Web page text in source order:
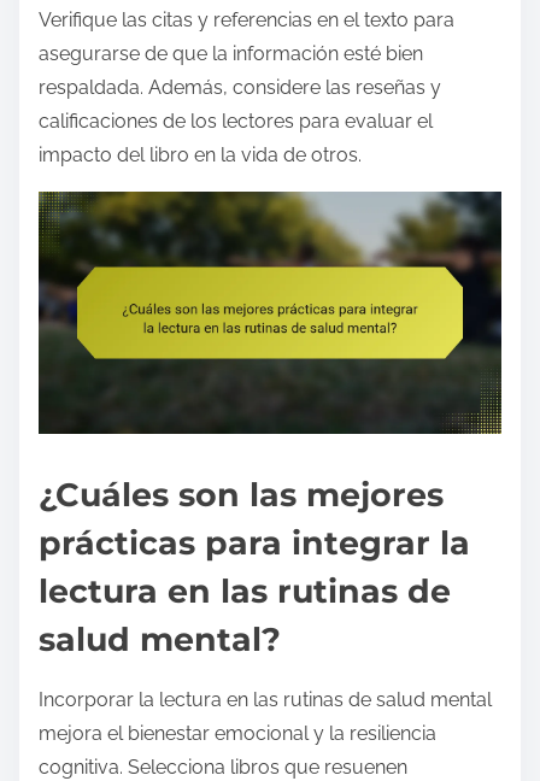
Verifique las citas y referencias en el texto para
asegurarse de que la información esté bien
respaldada. Además, considere las reseñas y
calificaciones de los lectores para evaluar el
impacto del libro en la vida de otros.
¿Cuáles son las mejores
prácticas para integrar la
lectura en las rutinas de
salud mental?
Incorporar la lectura en las rutinas de salud mental
mejora el bienestar emocional y la resiliencia
cognitiva. Selecciona libros que resuenen